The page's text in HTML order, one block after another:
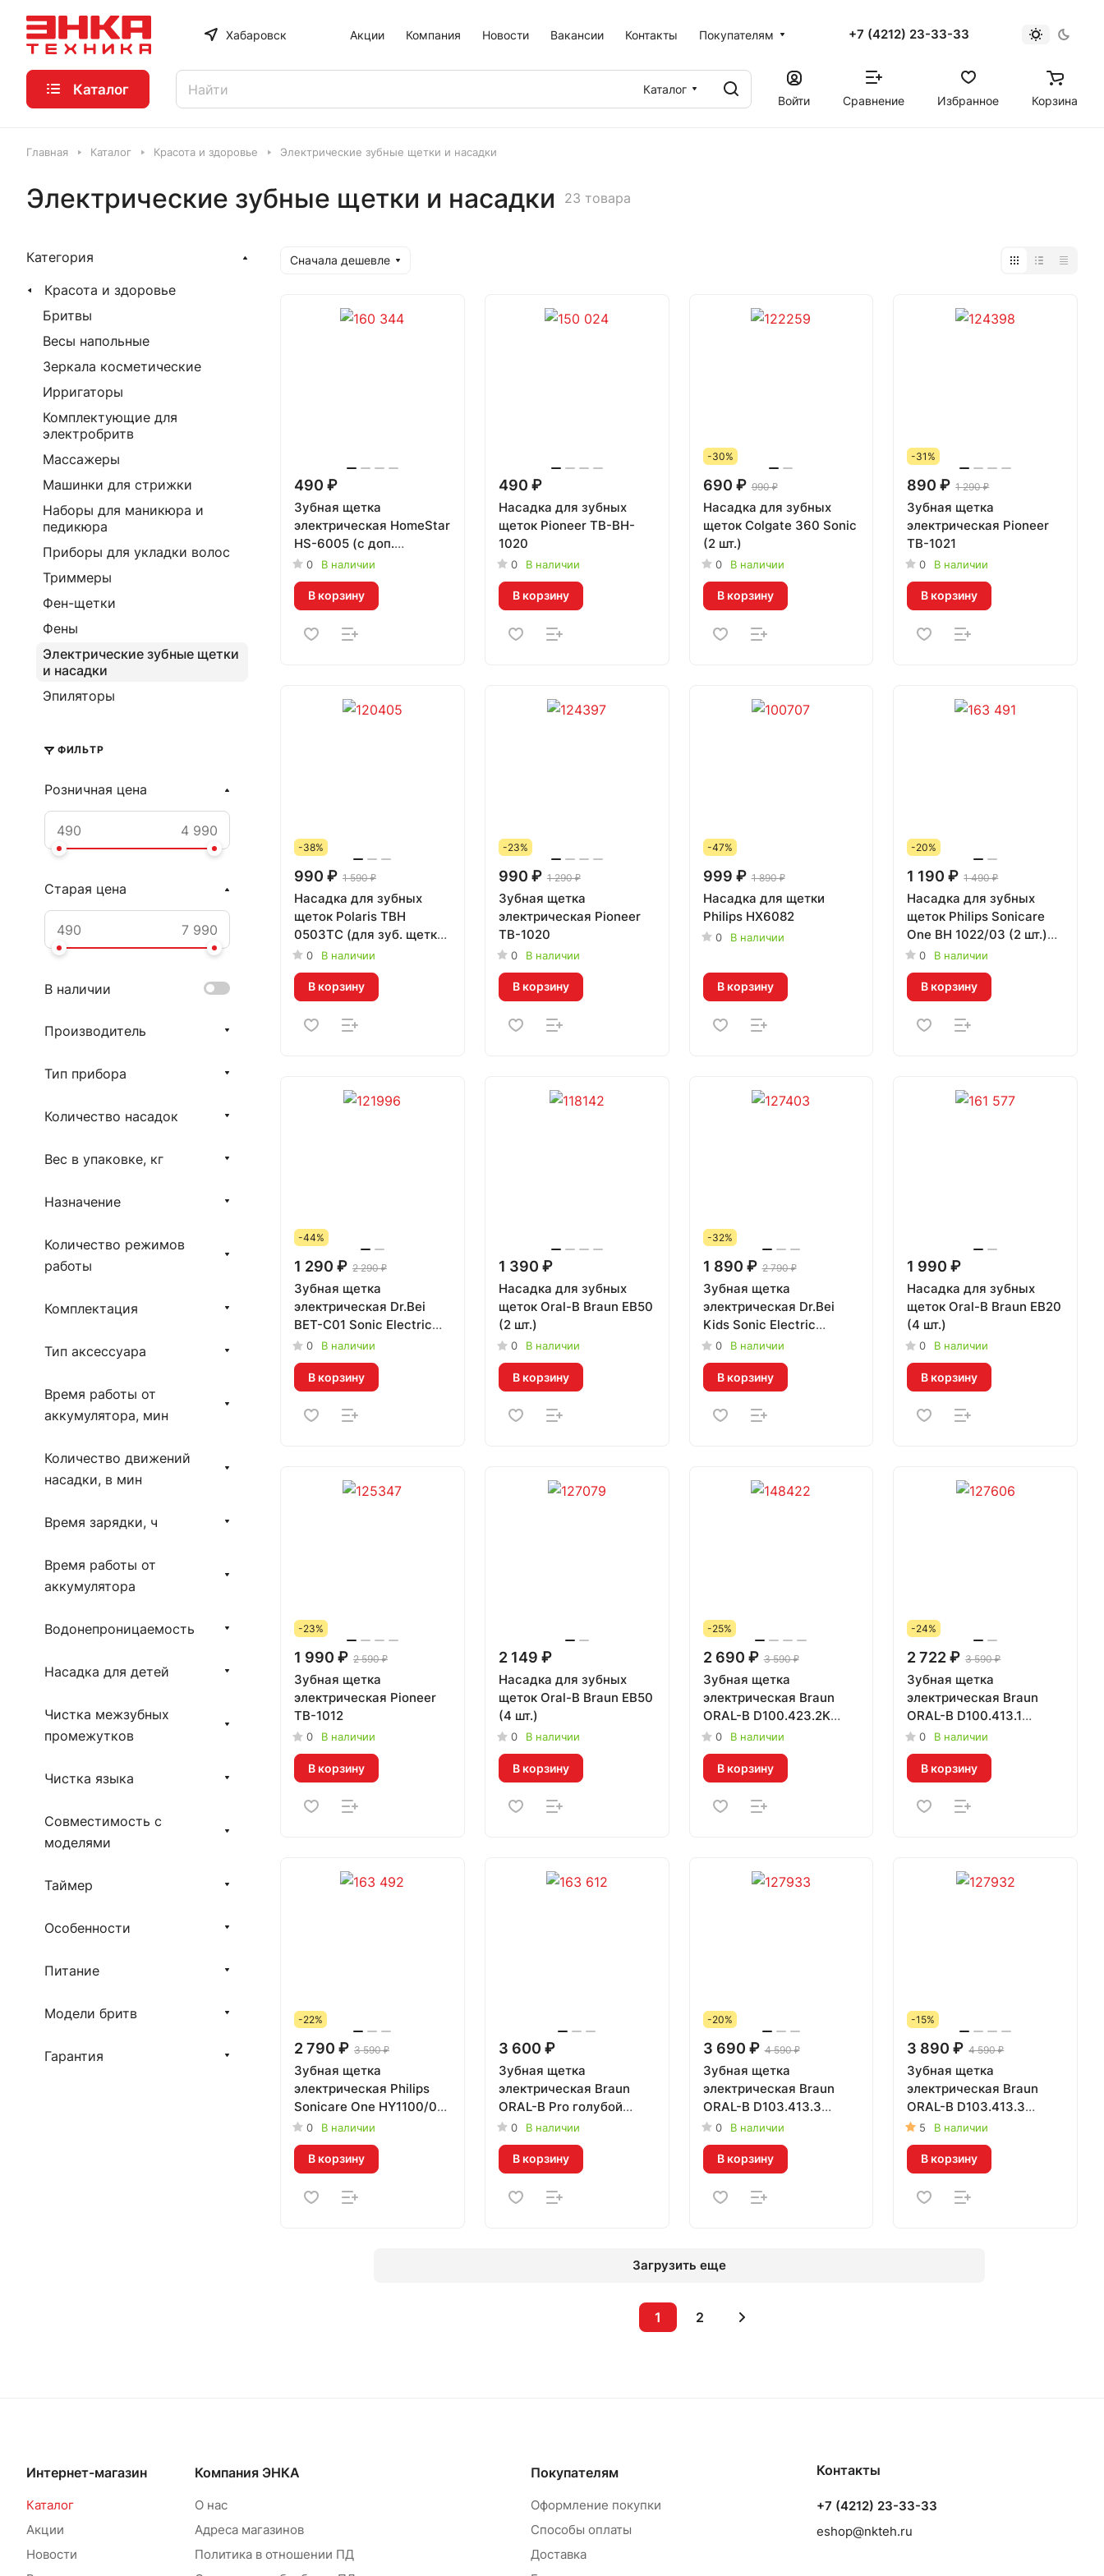
Хабаровск Акции Компания Новости Вакансии Контакты Покупателям +7 (4212) 23-33-33
Каталог
Каталог
Войти
Сравнение Избранное Корзина
Главная Каталог Красота и здоровье Электрические зубные щетки и насадки
Электрические зубные щетки и насадки 23 товара
Сначала дешевле
490 ₽
Зубная щетка
электрическая HomeStar
HS-6005 (с доп.
насадкой) зеленая
0 В наличии
В корзину
490 ₽
Насадка для зубных
щеток Pioneer TB-BH-
1020
0 В наличии
В корзину
-30%
690 ₽ 990 ₽
Насадка для зубных
щеток Colgate 360 Sonic
(2 шт.)
0 В наличии
В корзину
-31%
890 ₽ 1 290 ₽
Зубная щетка
электрическая Pioneer
TB-1021
0 В наличии
В корзину
-38%
990 ₽ 1 590 ₽
Насадка для зубных
щеток Polaris TBH
0503TC (для зуб. щетки
PETB 0503TC 2 шт.)
0 В наличии
В корзину
-23%
990 ₽ 1 290 ₽
Зубная щетка
электрическая Pioneer
TB-1020
0 В наличии
В корзину
-47%
999 ₽ 1 890 ₽
Насадка для щетки
Philips HX6082
0 В наличии
В корзину
-20%
1 190 ₽ 1 490 ₽
Насадка для зубных
щеток Philips Sonicare
One BH 1022/03 (2 шт.)
белый
0 В наличии
В корзину
-44%
1 290 ₽ 2 290 ₽
Зубная щетка
электрическая Dr.Bei
BET-C01 Sonic Electric
Toothbrush 913135
0 В наличии
В корзину
1 390 ₽
Насадка для зубных
щеток Oral-B Braun EB50
(2 шт.)
0 В наличии
В корзину
-32%
1 890 ₽ 2 790 ₽
Зубная щетка
электрическая Dr.Bei
Kids Sonic Electric
Toothbrush K5/912084
(детская)
0 В наличии
В корзину
1 990 ₽
Насадка для зубных
щеток Oral-B Braun EB20
(4 шт.)
0 В наличии
В корзину
-23%
1 990 ₽ 2 590 ₽
Зубная щетка
электрическая Pioneer
TB-1012
0 В наличии
В корзину
2 149 ₽
Насадка для зубных
щеток Oral-B Braun EB50
(4 шт.)
0 В наличии
В корзину
-25%
2 690 ₽ 3 590 ₽
Зубная щетка
электрическая Braun
ORAL-B D100.423.2K
Kids 241317
0 В наличии
В корзину
-24%
2 722 ₽ 3 590 ₽
Зубная щетка
электрическая Braun
ORAL-B D100.413.1
белый Vitality 100
CrossAction
201083/199441
0 В наличии
В корзину
-22%
2 790 ₽ 3 590 ₽
Зубная щетка
электрическая Philips
Sonicare One HY1100/03
белый
0 В наличии
В корзину
3 600 ₽
Зубная щетка
электрическая Braun
ORAL-B Pro голубой
518031
0 В наличии
В корзину
-20%
3 690 ₽ 4 590 ₽
Зубная щетка
электрическая Braun
ORAL-B D103.413.3
сиреневый Vitality Pro
427025/427001
0 В наличии
В корзину
-15%
3 890 ₽ 4 590 ₽
Зубная щетка
электрическая Braun
ORAL-B D103.413.3
черный Vitality Pro
172844
5 В наличии
В корзину
Загрузить еще
1 2
Категория
Красота и здоровье
Бритвы
Весы напольные
Зеркала косметические
Ирригаторы
Комплектующие для
электробритв
Массажеры
Машинки для стрижки
Наборы для маникюра и
педикюра
Приборы для укладки волос
Триммеры
Фен-щетки
Фены
Электрические зубные щетки
и насадки
Эпиляторы
ФИЛЬТР
Розничная цена
Старая цена
В наличии
Производитель
Тип прибора
Количество насадок
Вес в упаковке, кг
Назначение
Количество режимов
работы
Комплектация
Тип аксессуара
Время работы от
аккумулятора, мин
Количество движений
насадки, в мин
Время зарядки, ч
Время работы от
аккумулятора
Водонепроницаемость
Насадка для детей
Чистка межзубных
промежутков
Чистка языка
Совместимость с
моделями
Таймер
Особенности
Питание
Модели бритв
Гарантия
Интернет-магазин
Каталог
Акции
Новости
Компания ЭНКА
О нас
Адреса магазинов
Политика в отношении ПД
Покупателям
Оформление покупки
Способы оплаты
Доставка
Контакты
+7 (4212) 23-33-33
eshop@nkteh.ru